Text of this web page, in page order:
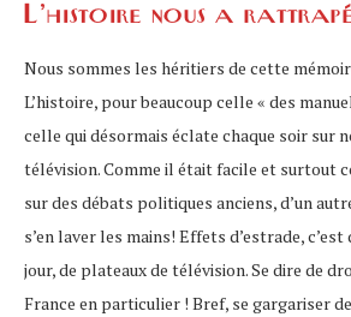
L’histoire nous a
Nous sommes les héritiers de cette
L’histoire, pour beaucoup celle « des
celle qui désormais éclate chaque soir sur
télévision. Comme il était facile et surtout
sur des débats politiques anciens, d’un
s’en laver les mains! Effets d’estrade,
jour, de plateaux de télévision. Se dire de
France en particulier ! Bref, se gargariser